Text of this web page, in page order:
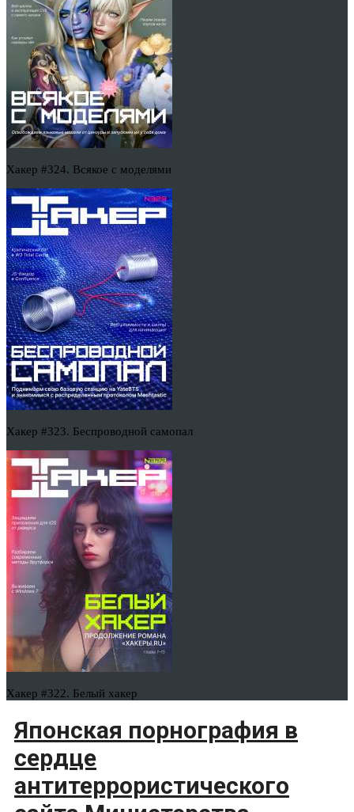
Хакер #324. Всякое с моделями
Хакер #323. Беспроводной самопал
Хакер #322. Белый хакер
Японская порнография в
сердце
антитеррористического